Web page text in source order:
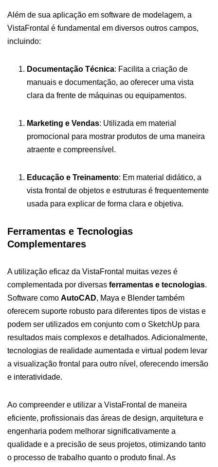
Além de sua aplicação em software de modelagem, a
VistaFrontal é fundamental em diversos outros campos,
incluindo:
Documentação Técnica: Facilita a criação de
manuais e documentação, ao oferecer uma vista
clara da frente de máquinas ou equipamentos.
Marketing e Vendas: Utilizada em material
promocional para mostrar produtos de uma maneira
atraente e compreensível.
Educação e Treinamento: Em material didático, a
vista frontal de objetos e estruturas é frequentemente
usada para explicar de forma clara e objetiva.
Ferramentas e Tecnologias
Complementares
A utilização eficaz da VistaFrontal muitas vezes é
complementada por diversas ferramentas e tecnologias.
Software como AutoCAD, Maya e Blender também
oferecem suporte robusto para diferentes tipos de vistas e
podem ser utilizados em conjunto com o SketchUp para
resultados mais complexos e detalhados. Adicionalmente,
tecnologias de realidade aumentada e virtual podem levar
a visualização frontal para outro nível, oferecendo imersão
e interatividade.
Ao compreender e utilizar a VistaFrontal de maneira
eficiente, profissionais das áreas de design, arquitetura e
engenharia podem melhorar significativamente a
qualidade e a precisão de seus projetos, otimizando tanto
o processo de trabalho quanto o produto final. As